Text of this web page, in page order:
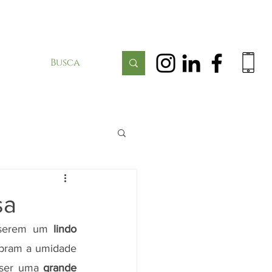
um lindo
a umidade
uma grande